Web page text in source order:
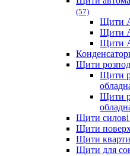
(57)
Щити
Щити
Щити
Щити
Щити
Щити
Щити
Щити
Щити
Щити для